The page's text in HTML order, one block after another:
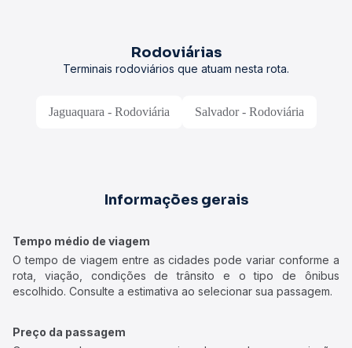
Rodoviárias
Terminais rodoviários que atuam nesta rota.
Jaguaquara - Rodoviária Salvador - Rodoviária
Informações gerais
Tempo médio de viagem
O tempo de viagem entre as cidades pode variar conforme a
rota, viação, condições de trânsito e o tipo de ônibus
escolhido. Consulte a estimativa ao selecionar sua passagem.
Preço da passagem